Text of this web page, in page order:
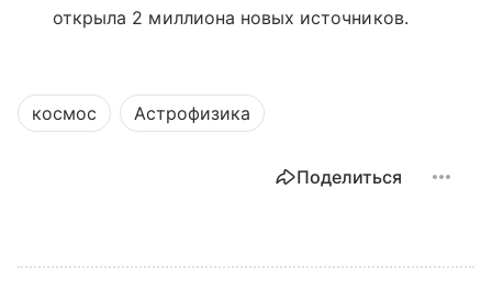
открыла 2 миллиона новых источников.
космос Астрофизика
Поделиться